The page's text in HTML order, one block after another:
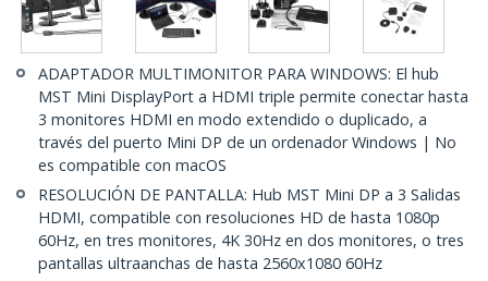
ADAPTADOR MULTIMONITOR PARA WINDOWS: El hub
MST Mini DisplayPort a HDMI triple permite conectar hasta
3 monitores HDMI en modo extendido o duplicado, a
través del puerto Mini DP de un ordenador Windows | No
es compatible con macOS
RESOLUCIÓN DE PANTALLA: Hub MST Mini DP a 3 Salidas
HDMI, compatible con resoluciones HD de hasta 1080p
60Hz, en tres monitores, 4K 30Hz en dos monitores, o tres
pantallas ultraanchas de hasta 2560x1080 60Hz